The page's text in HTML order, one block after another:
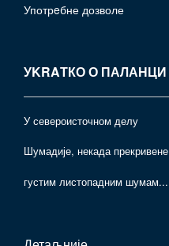
Употрeбне дозволе
УKRAТКО О ПАЛАНЦИ
У североисточном делу
Шумадије, некада прекривене
густим листопадним шумам...